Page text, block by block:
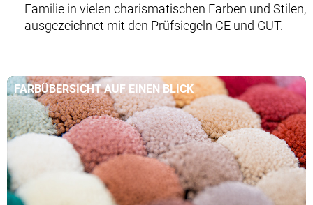
Familie in vielen charismatischen Farben und Stilen,
ausgezeichnet mit den Prüfsiegeln CE und GUT.
FARBÜBERSICHT AUF EINEN BLICK